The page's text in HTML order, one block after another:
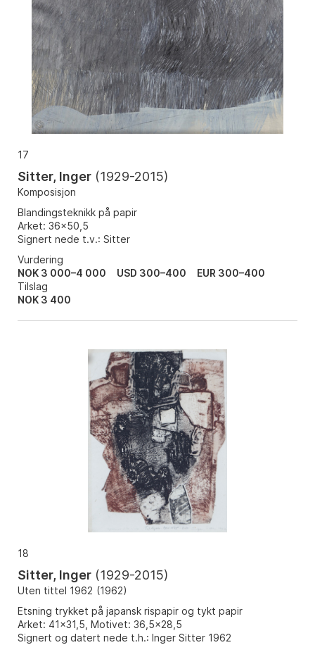
17
Sitter, Inger (1929-2015)
Komposisjon
Blandingsteknikk på papir
Arket: 36x50,5
Signert nede t.v.: Sitter
Vurdering
NOK 3 000–4 000
USD 300–400
EUR 300–400
Tilslag
NOK 3 400
18
Sitter, Inger (1929-2015)
Uten tittel 1962 (1962)
Etsning trykket på japansk rispapir og tykt papir
Arket: 41x31,5, Motivet: 36,5x28,5
Signert og datert nede t.h.: Inger Sitter 1962